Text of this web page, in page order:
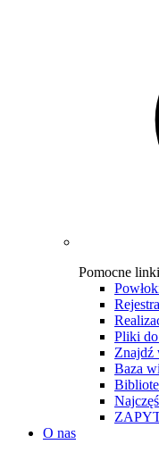
Pomocne linki
Pliki
Znajdź
Baza
O nas